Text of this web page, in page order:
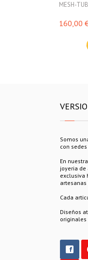
MESH-
160,00
Somos
con
En
joyeria
exclusiva
Cada
Diseños
originales